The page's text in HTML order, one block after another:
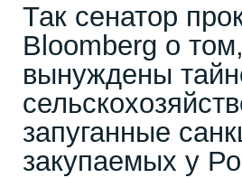
Так сенатор
Bloomberg о
вынуждены
запуганные
закупаемых у